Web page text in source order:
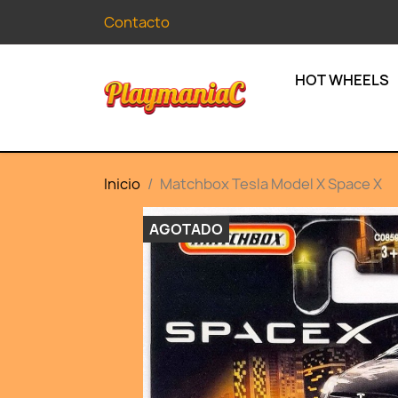
Contacto
HOT WHEELS
Inicio Matchbox Tesla Model X Space X
AGOTADO